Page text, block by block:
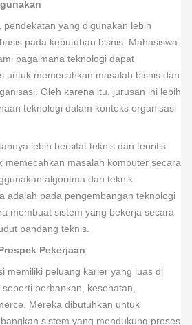
pendekatan yang digunakan lebih
pada kebutuhan bisnis. Mahasiswa
bagaimana teknologi dapat
untuk memecahkan masalah bisnis dan
Oleh karena itu, jurusan ini lebih
teknologi dalam konteks organisasi
lebih bersifat teknis dan teoritis.
memecahkan masalah komputer secara
algoritma dan teknik
adalah pada pengembangan teknologi
membuat sistem yang bekerja secara
pandang teknis.
Pekerjaan
memiliki peluang karier yang luas di
perbankan, kesehatan,
Mereka dibutuhkan untuk
sistem yang mendukung proses